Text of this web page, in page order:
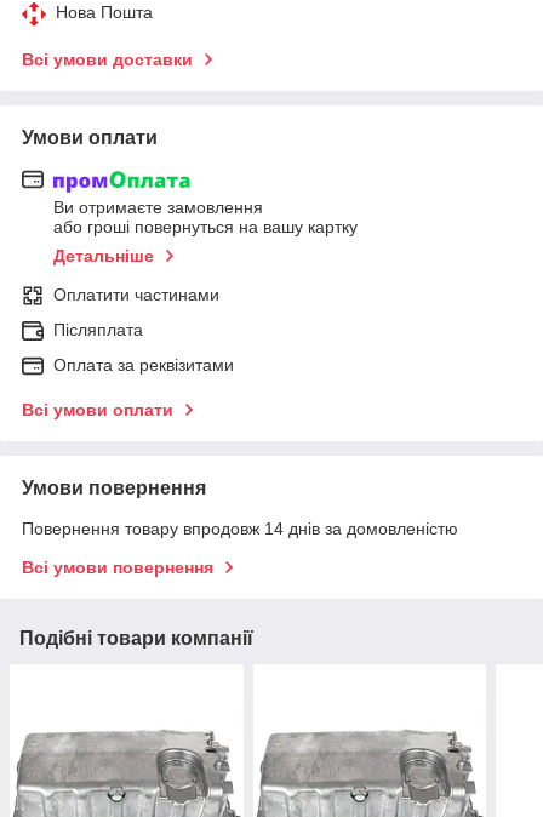
Нова Пошта
Всі умови доставки
Умови оплати
Ви отримаєте замовлення
або гроші повернуться на вашу картку
Детальніше
Оплатити частинами
Післяплата
Оплата за реквізитами
Всі умови оплати
Умови повернення
Повернення товару впродовж 14 днів за домовленістю
Всі умови повернення
Подібні товари компанії